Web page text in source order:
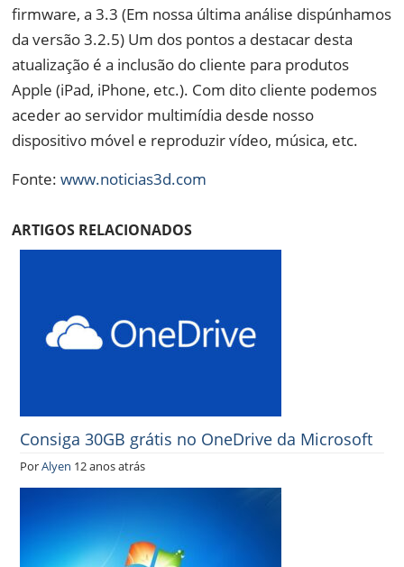
firmware, a 3.3 (Em nossa última análise dispúnhamos
da versão 3.2.5) Um dos pontos a destacar desta
atualização é a inclusão do cliente para produtos
Apple (iPad, iPhone, etc.). Com dito cliente podemos
aceder ao servidor multimídia desde nosso
dispositivo móvel e reproduzir vídeo, música, etc.
Fonte:www.noticias3d.com
ARTIGOS RELACIONADOS
Consiga 30GB grátis no OneDrive da Microsoft
PorAlyen 12 anos atrás